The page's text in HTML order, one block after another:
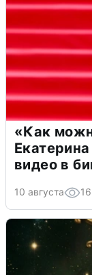
«Как
видео в
10 августа 16